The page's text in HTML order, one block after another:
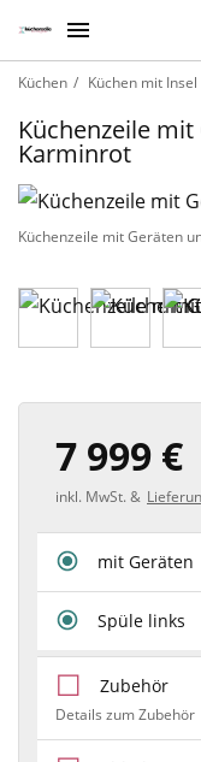
Küchen Küchen mit Insel
Küchenzeile
Karminrot
Küchenzeile mit Geräten
7 999 €
inkl. MwSt. &
mit Geräten
Spüle links
Zubehör
Details zum Zubehör